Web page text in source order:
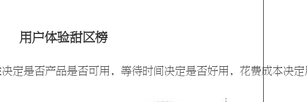
用户体验甜区榜
定是否产品是否可用，等待时间决定是否好用，花费成本决定